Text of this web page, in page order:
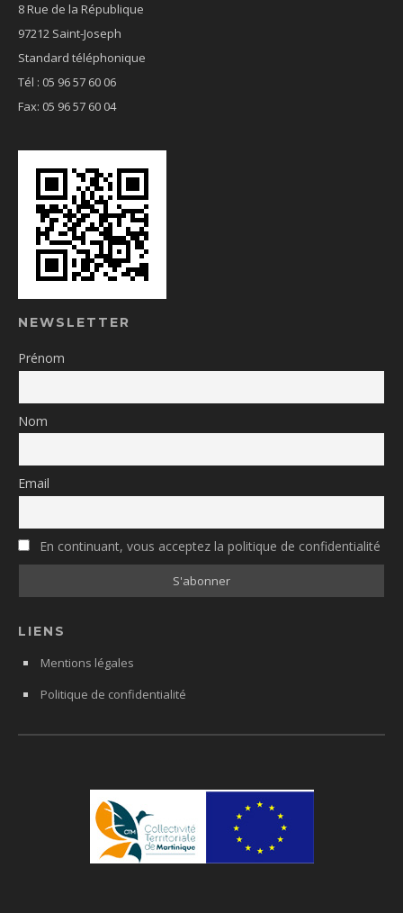
8 Rue de la République
97212 Saint-Joseph
Standard téléphonique
Tél : 05 96 57 60 06
Fax: 05 96 57 60 04
NEWSLETTER
Prénom
Nom
Email
En continuant, vous acceptez la politique de confidentialité
LIENS
Mentions légales
Politique de confidentialité